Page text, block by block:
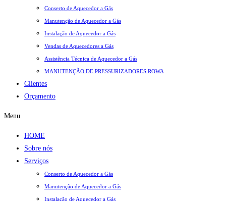
Conserto de Aquecedor a Gás
Manutenção de Aquecedor a Gás
Instalação de Aquecedor a Gás
Vendas de Aquecedores a Gás
Assistência Técnica de Aquecedor a Gás
MANUTENÇÃO DE PRESSURIZADORES ROWA
Clientes
Orçamento
Menu
HOME
Sobre nós
Serviços
Conserto de Aquecedor a Gás
Manutenção de Aquecedor a Gás
Instalação de Aquecedor a Gás